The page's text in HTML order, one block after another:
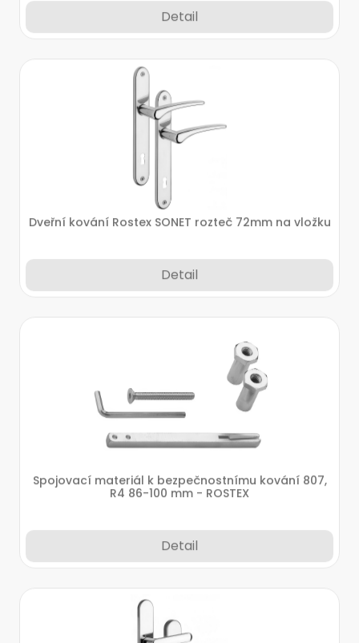
Detail
Dveřní kování Rostex SONET rozteč 72mm na vložku
Detail
Spojovací materiál k bezpečnostnímu kování 807,
R4 86-100 mm - ROSTEX
Detail